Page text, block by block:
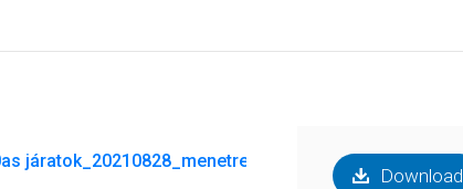
járatok_20210828_menetrend.pdf
Download